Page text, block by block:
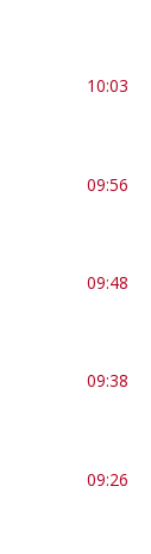
10:03
09:56
09:48
09:38
09:26